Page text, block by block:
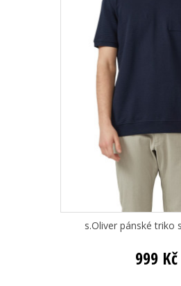
s.Oliver pánské triko
999 Kč